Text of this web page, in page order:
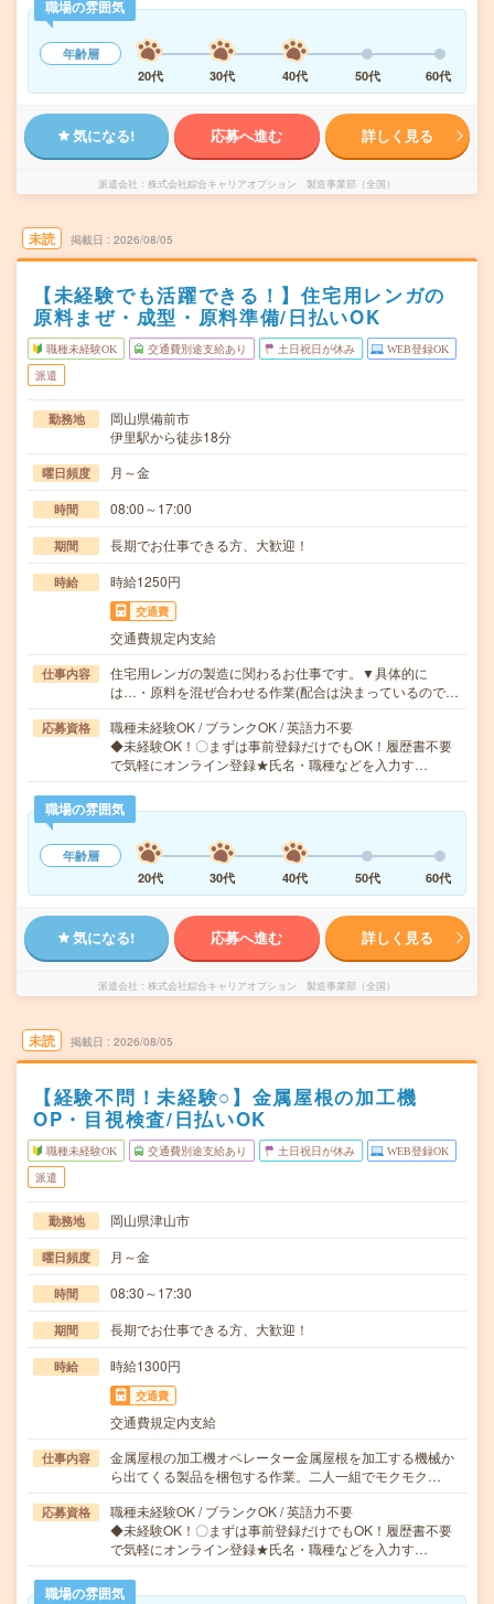
職場の雰囲気
年齢層
20代
30代 40代 50代 60代
気になる! 応募へ進む 詳しく見る
派遣会社 株式会社綜合キャリアオプション 製造事業部（全国）
未読 掲載日 2026/08/05
【未経験でも活躍できる！】住宅用レンガの
原料まぜ・成型・原料準備/日払いOK
職種未経験OK 交通費別途支給あり 土日祝日が休み WEB登録OK
派遣
勤務地
岡山県備前市
伊里駅から徒歩18分
曜日頻度 月～金
時間 08:00～17:00
期間 長期でお仕事できる方、大歓迎！
時給 時給1250円
交通費
交通費規定内支給
仕事内容
住宅用レンガの製造に関わるお仕事です。▼具体的に
は…・原料を混ぜ合わせる作業(配合は決まっているので…
応募資格
職種未経験OK / ブランクOK / 英語力不要
◆未経験OK！〇まずは事前登録だけでもOK！履歴書不要
で気軽にオンライン登録★氏名・職種などを入力す…
職場の雰囲気
年齢層
20代
30代 40代 50代 60代
気になる! 応募へ進む 詳しく見る
派遣会社 株式会社綜合キャリアオプション 製造事業部（全国）
未読 掲載日 2026/08/05
【経験不問！未経験○】金属屋根の加工機
OP・目視検査/日払いOK
職種未経験OK 交通費別途支給あり 土日祝日が休み WEB登録OK
派遣
勤務地 岡山県津山市
曜日頻度 月～金
時間 08:30～17:30
期間 長期でお仕事できる方、大歓迎！
時給 時給1300円
交通費
交通費規定内支給
仕事内容
金属屋根の加工機オペレーター金属屋根を加工する機械か
ら出てくる製品を梱包する作業。二人一組でモクモク…
応募資格
職種未経験OK / ブランクOK / 英語力不要
◆未経験OK！〇まずは事前登録だけでもOK！履歴書不要
で気軽にオンライン登録★氏名・職種などを入力す…
職場の雰囲気